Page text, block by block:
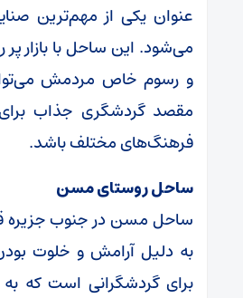
عنوان یکی از مهم‌ترین
می‌شود. این ساحل با بازار
و رسوم خاص مردمش
مقصد گردشگری جذاب
فرهنگ‌های مختلف باشد.
ساحل روستای مسن
ساحل مسن در جنوب جزیره
به دلیل آرامش و خلوت
برای گردشگرانی است که